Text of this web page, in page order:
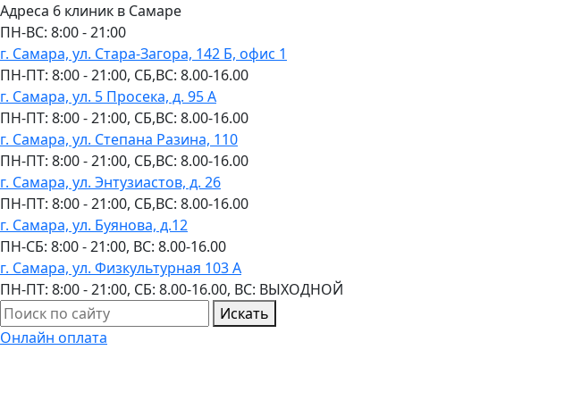
Адреса 6 клиник в Самаре
ПН-ВC: 8:00 - 21:00
г. Самара, ул. Стара-Загора, 142 Б, офис 1
ПН-ПТ: 8:00 - 21:00, СБ,ВС: 8.00-16.00
г. Самара, ул. 5 Просека, д. 95 А
ПН-ПТ: 8:00 - 21:00, СБ,ВС: 8.00-16.00
г. Самара, ул. Степана Разина, 110
ПН-ПТ: 8:00 - 21:00, СБ,ВС: 8.00-16.00
г. Самара, ул. Энтузиастов, д. 26
ПН-ПТ: 8:00 - 21:00, СБ,ВС: 8.00-16.00
г. Самара, ул. Буянова, д.12
ПН-СБ: 8:00 - 21:00, ВС: 8.00-16.00
г. Самара, ул. Физкультурная 103 А
ПН-ПТ: 8:00 - 21:00, СБ: 8.00-16.00, ВС: ВЫХОДНОЙ
Искать
Онлайн оплата